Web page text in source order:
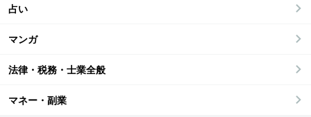
占い
マンガ
法律・税務・士業全般
マネー・副業